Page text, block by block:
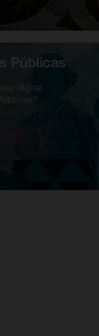
Públicas
digital